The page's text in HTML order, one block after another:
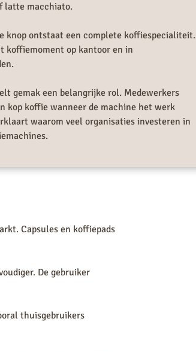
latte macchiato.
knop ontstaat een complete koffiespecialiteit.
koffiemoment op kantoor en in
gemak een belangrijke rol. Medewerkers
kop koffie wanneer de machine het werk
waarom veel organisaties investeren in
Capsules en koffiepads
De gebruiker
thuisgebruikers